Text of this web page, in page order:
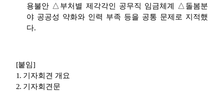
용불안 △ 부처별 제각각인 공무직 임금체계 △ 돌봄분
야 공공성 약화와 인력 부족 등을 공통 문제로 지적했
다.
[붙임]
1. 기자회견 개요
2. 기자회견문